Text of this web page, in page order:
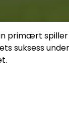
primært
suksess